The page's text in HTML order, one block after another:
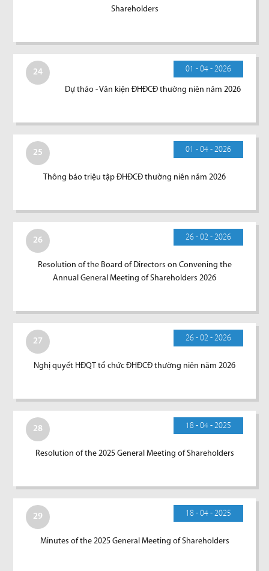
Shareholders
24 01 - 04 - 2026
Dự thảo - Văn kiện ĐHĐCĐ thường niên năm 2026
25 01 - 04 - 2026
Thông báo triệu tập ĐHĐCĐ thường niên năm 2026
26 26 - 02 - 2026
Resolution of the Board of Directors on Convening the
Annual General Meeting of Shareholders 2026
27 26 - 02 - 2026
Nghị quyết HĐQT tổ chức ĐHĐCĐ thường niên năm 2026
28 18 - 04 - 2025
Resolution of the 2025 General Meeting of Shareholders
29 18 - 04 - 2025
Minutes of the 2025 General Meeting of Shareholders